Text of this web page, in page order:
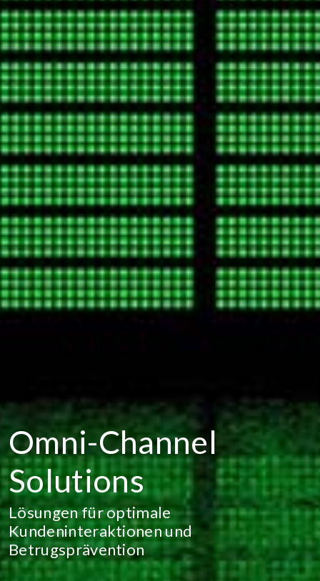
Omni-Channel
Solutions
Lösungen für optimale
Kundeninteraktionen und
Betrugsprävention